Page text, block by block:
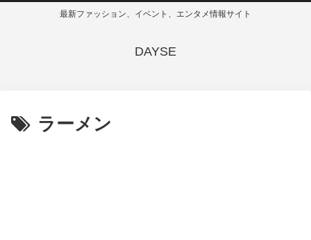
最新ファッション、イベント、エンタメ情報サイト
DAYSE
ラーメン